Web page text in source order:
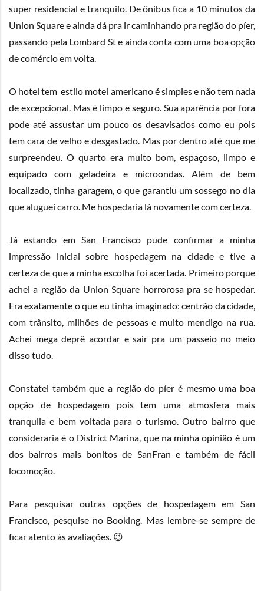
super residencial e tranquilo. De ônibus fica a 10 minutos da
Union Square e ainda dá pra ir caminhando pra região do píer,
passando pela Lombard St e ainda conta com uma boa opção
de comércio em volta.
O hotel tem estilo motel americano é simples e não tem nada
de excepcional. Mas é limpo e seguro. Sua aparência por fora
pode até assustar um pouco os desavisados como eu pois
tem cara de velho e desgastado. Mas por dentro até que me
surpreendeu. O quarto era muito bom, espaçoso, limpo e
equipado com geladeira e microondas. Além de bem
localizado, tinha garagem, o que garantiu um sossego no dia
que aluguei carro. Me hospedaria lá novamente com certeza.
Já estando em San Francisco pude confirmar a minha
impressão inicial sobre hospedagem na cidade e tive a
certeza de que a minha escolha foi acertada. Primeiro porque
achei a região da Union Square horrorosa pra se hospedar.
Era exatamente o que eu tinha imaginado: centrão da cidade,
com trânsito, milhões de pessoas e muito mendigo na rua.
Achei mega deprê acordar e sair pra um passeio no meio
disso tudo.
Constatei também que a região do píer é mesmo uma boa
opção de hospedagem pois tem uma atmosfera mais
tranquila e bem voltada para o turismo. Outro bairro que
consideraria é o District Marina, que na minha opinião é um
dos bairros mais bonitos de SanFran e também de fácil
locomoção.
Para pesquisar outras opções de hospedagem em San
Francisco, pesquise no Booking. Mas lembre-se sempre de
ficar atento às avaliações. 😉